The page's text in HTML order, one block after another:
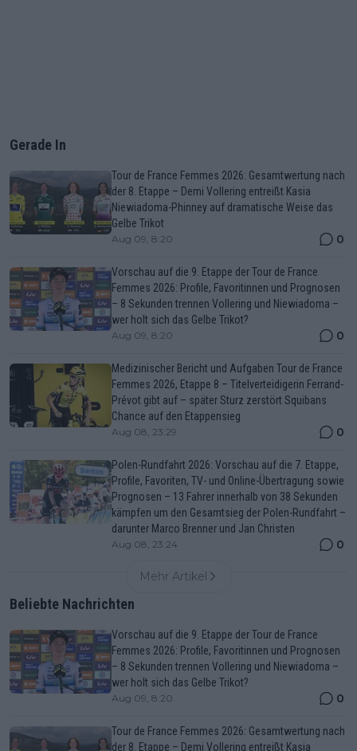
Gerade In
Tour de France Femmes 2026: Gesamtwertung nach
der 8. Etappe – Demi Vollering entreißt Kasia
Niewiadoma-Phinney auf dramatische Weise das
Gelbe Trikot
Aug 09, 8:20 0
Vorschau auf die 9. Etappe der Tour de France
Femmes 2026: Profile, Favoritinnen und Prognosen
– 8 Sekunden trennen Vollering und Niewiadoma –
wer holt sich das Gelbe Trikot?
Aug 09, 8:20 0
Medizinischer Bericht und Aufgaben Tour de France
Femmes 2026, Etappe 8 – Titelverteidigerin Ferrand-
Prévot gibt auf – später Sturz zerstört Squibans
Chance auf den Etappensieg
Aug 08, 23:29 0
Polen-Rundfahrt 2026: Vorschau auf die 7. Etappe,
Profile, Favoriten, TV- und Online-Übertragung sowie
Prognosen – 13 Fahrer innerhalb von 38 Sekunden
kämpfen um den Gesamtsieg der Polen-Rundfahrt –
darunter Marco Brenner und Jan Christen
Aug 08, 23:24 0
Mehr Artikel
Beliebte Nachrichten
Vorschau auf die 9. Etappe der Tour de France
Femmes 2026: Profile, Favoritinnen und Prognosen
– 8 Sekunden trennen Vollering und Niewiadoma –
wer holt sich das Gelbe Trikot?
Aug 09, 8:20 0
Tour de France Femmes 2026: Gesamtwertung nach
der 8. Etappe – Demi Vollering entreißt Kasia